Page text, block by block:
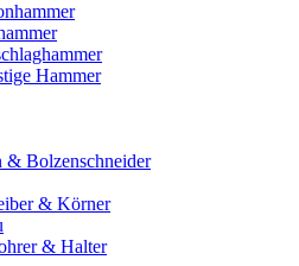
Hammer
& Bolzenschneider
& Körner
& Halter